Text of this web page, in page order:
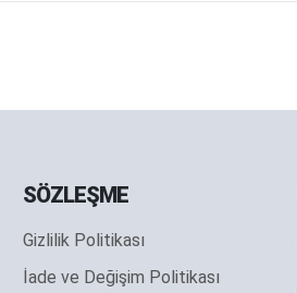
SÖZLEŞME
Gizlilik Politikası
İade ve Değişim Politikası